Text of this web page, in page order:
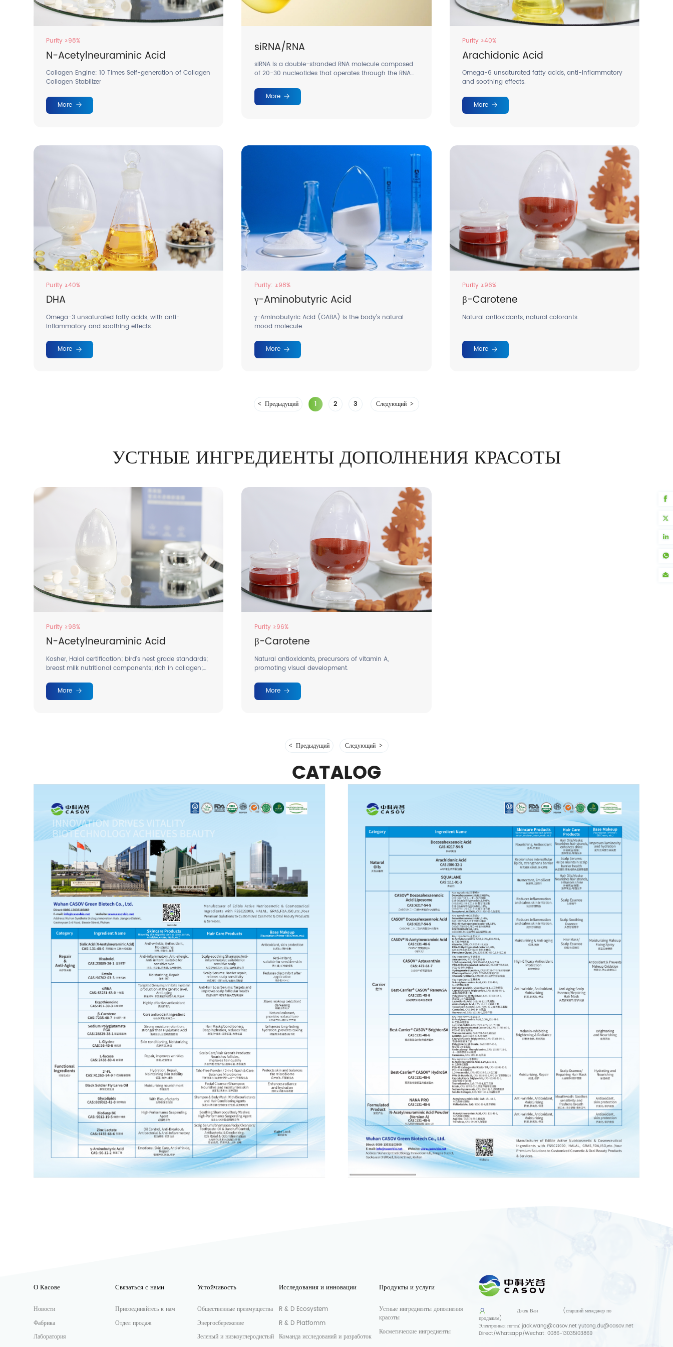
Purity ≥98%
N-Acetylneuraminic Acid
Collagen Engine: 10 Times Self-generation of Collagen
Collagen Stabilizer
More
siRNA/RNA
siRNA is a double-stranded RNA molecule composed
of 20-30 nucleotides that operates through the RNA
expression.
More
Purity ≥40%
Arachidonic Acid
Omega-6 unsaturated fatty acids, anti-inflammatory
and soothing effects.
More
Purity ≥40%
DHA
Omega-3 unsaturated fatty acids, with anti-
inflammatory and soothing effects.
More
Purity: ≥98%
γ-Aminobutyric Acid
γ-Aminobutyric Acid (GABA) is the body's natural
mood molecule.
More
Purity ≥96%
β-Carotene
Natural antioxidants, natural colorants.
More
Предыдущий 1 2 3 Следующий
УСТНЫЕ ИНГРЕДИЕНТЫ ДОПОЛНЕНИЯ КРАСОТЫ
Purity ≥98%
N-Acetylneuraminic Acid
Kosher, Halal certification; bird's nest grade standards;
breast milk nutritional components; rich in collagen;
More
Purity ≥96%
β-Carotene
Natural antioxidants, precursors of vitamin A,
promoting visual development.
More
Предыдущий Следующий
CATALOG
О Касове
Новости
Фабрика
Лаборатория
Связаться с нами
Присоединяйтесь к нам
Отдел продаж
Устойчивость
Общественные преимущества
Энергосбережение
Зеленый и низкоуглеродистый
Исследования и инновации
R & D Ecosystem
R & D Platfomm
Команда исследований и разработок
Продукты и услуги
Устные ингредиенты дополнения
красоты
Косметические ингредиенты
Джек Ван
(старший менеджер по
продажам)
Электронная почта:jack.wang@casov.net yutong.du@casov.net
Direct/Whatsapp/Wechat:0086-13035103869